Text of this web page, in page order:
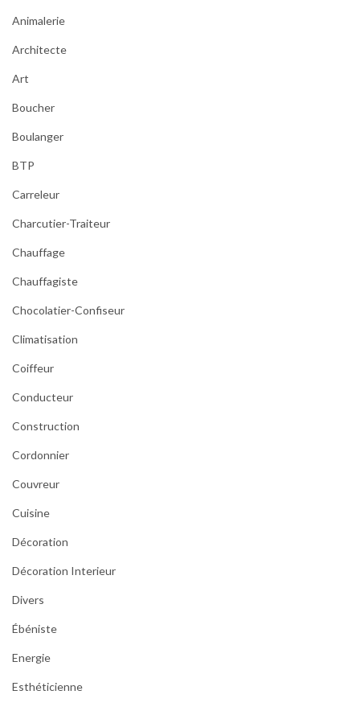
Animalerie
Architecte
Art
Boucher
Boulanger
BTP
Carreleur
Charcutier-Traiteur
Chauffage
Chauffagiste
Chocolatier-Confiseur
Climatisation
Coiffeur
Conducteur
Construction
Cordonnier
Couvreur
Cuisine
Décoration
Décoration Interieur
Divers
Ébéniste
Energie
Esthéticienne